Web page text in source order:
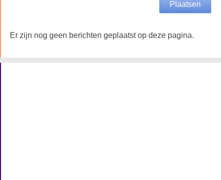
Er zijn nog geen berichten geplaatst op deze pagina.